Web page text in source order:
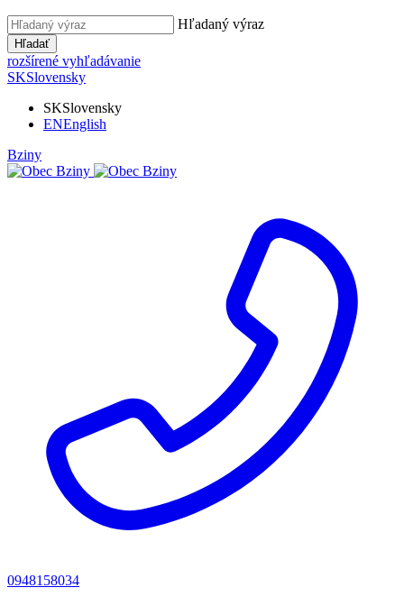
Hľadaný výraz
Hľadať
rozšírené vyhľadávanie
SKSlovensky
SKSlovensky
ENEnglish
Bziny
0948158034